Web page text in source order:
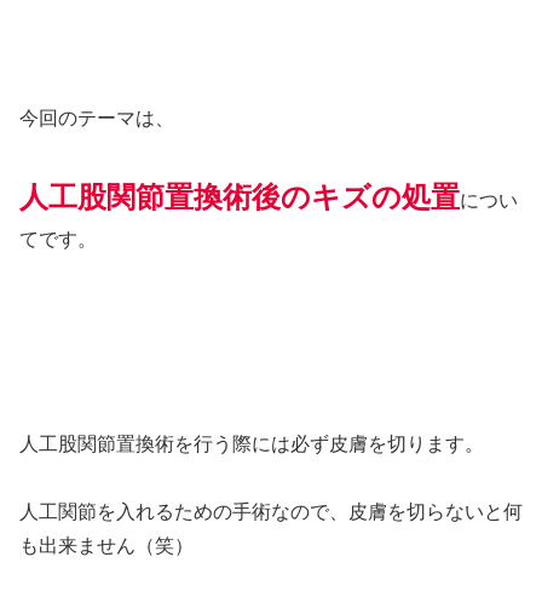
今回のテーマは、
人工股関節置換術後のキズの処置につい
てです。
人工股関節置換術を行う際には必ず皮膚を切ります。
人工関節を入れるための手術なので、皮膚を切らないと何
も出来ません（笑）